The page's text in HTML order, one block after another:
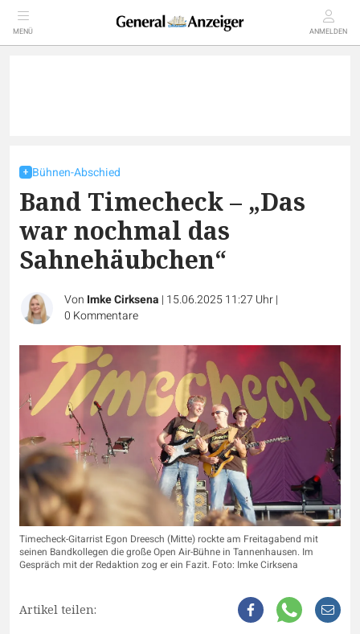
MENÜ ANMELDEN
Bühnen-Abschied
Band Timecheck – „Das
war nochmal das
Sahnehäubchen“
Von Imke Cirksena | 15.06.2025 11:27 Uhr|
0 Kommentare
Timecheck-Gitarrist Egon Dreesch (Mitte) rockte am Freitagabend mit
seinen Bandkollegen die große Open Air-Bühne in Tannenhausen. Im
Gespräch mit der Redaktion zog er ein Fazit. Foto: Imke Cirksena
Artikel teilen: